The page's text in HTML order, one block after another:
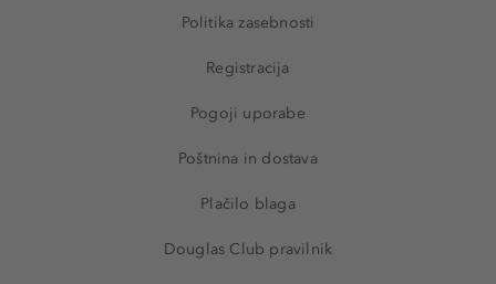
Politika zasebnosti
Registracija
Pogoji uporabe
Poštnina in dostava
Plačilo blaga
Douglas Club pravilnik